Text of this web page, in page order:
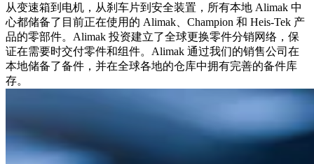
从变速箱到电机，从刹车片到安全装置，所有本地 Alimak 中
心都储备了目前正在使用的 Alimak、Champion 和 Heis-Tek 产
品的零部件。Alimak 投资建立了全球更换零件分销网络，保
证在需要时交付零件和组件。Alimak 通过我们的销售公司在
本地储备了备件，并在全球各地的仓库中拥有完善的备件库
存。